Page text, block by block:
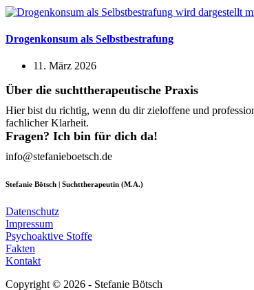
Drogenkonsum als Selbstbestrafung
11. März 2026
Über die suchttherapeutische Praxis
Hier bist du richtig, wenn du dir zieloffene und
fachlicher Klarheit.
Fragen? Ich bin für dich da!
info@stefanieboetsch.de
Stefanie Bötsch | Suchttherapeutin (M.A.)
Datenschutz
Impressum
Psychoaktive Stoffe
Fakten
Kontakt
Copyright © 2026 - Stefanie Bötsch